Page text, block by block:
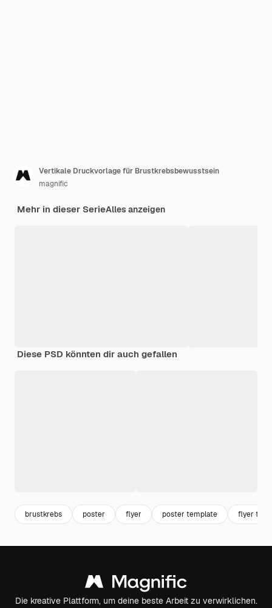
Vertikale Druckvorlage für Brustkrebsbewusstsein
magnific
Mehr in dieser SerieAlles anzeigen
Diese PSD könnten dir auch gefallen
brustkrebs poster flyer poster template flyer
Die kreative Plattform, um deine beste Arbeit zu verwirklichen.